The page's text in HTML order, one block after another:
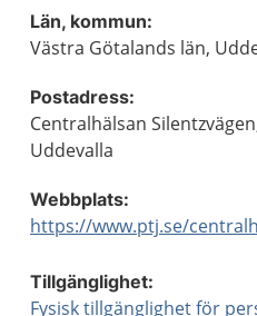
Län, kommun:
Västra Götalands län,
Postadress:
Centralhälsan
Uddevalla
Webbplats:
https://www.ptj.se/
Tillgänglighet:
Fysisk tillgänglighet för